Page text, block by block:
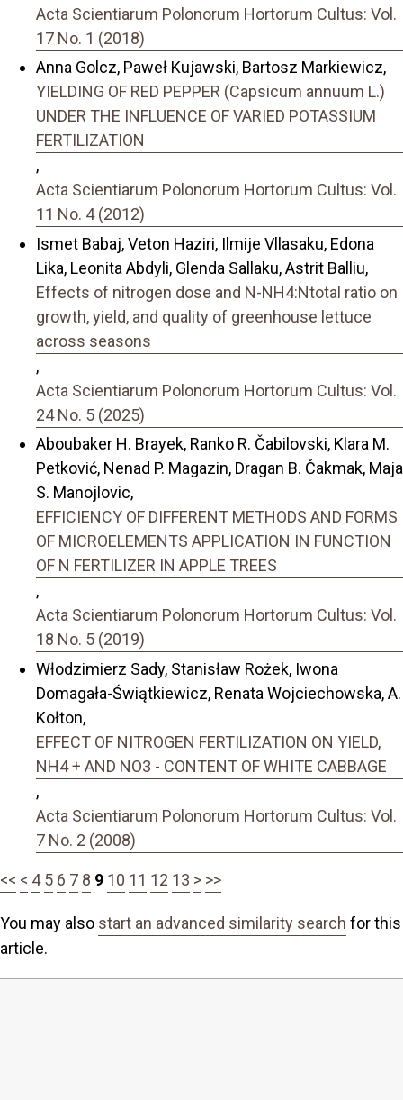
Acta Scientiarum Polonorum Hortorum Cultus: Vol.
17 No. 1 (2018)
Anna Golcz, Paweł Kujawski, Bartosz Markiewicz,
YIELDING OF RED PEPPER (Capsicum annuum L.)
UNDER THE INFLUENCE OF VARIED POTASSIUM
FERTILIZATION
,
Acta Scientiarum Polonorum Hortorum Cultus: Vol.
11 No. 4 (2012)
Ismet Babaj, Veton Haziri, Ilmije Vllasaku, Edona
Lika, Leonita Abdyli, Glenda Sallaku, Astrit Balliu,
Effects of nitrogen dose and N-NH4:Ntotal ratio on
growth, yield, and quality of greenhouse lettuce
across seasons
,
Acta Scientiarum Polonorum Hortorum Cultus: Vol.
24 No. 5 (2025)
Aboubaker H. Brayek, Ranko R. Čabilovski, Klara M.
Petković, Nenad P. Magazin, Dragan B. Čakmak, Maja
S. Manojlovic,
EFFICIENCY OF DIFFERENT METHODS AND FORMS
OF MICROELEMENTS APPLICATION IN FUNCTION
OF N FERTILIZER IN APPLE TREES
,
Acta Scientiarum Polonorum Hortorum Cultus: Vol.
18 No. 5 (2019)
Włodzimierz Sady, Stanisław Rożek, Iwona
Domagała-Świątkiewicz, Renata Wojciechowska, A.
Kołton,
EFFECT OF NITROGEN FERTILIZATION ON YIELD,
NH4 + AND NO3 - CONTENT OF WHITE CABBAGE
,
Acta Scientiarum Polonorum Hortorum Cultus: Vol.
7 No. 2 (2008)
<< < 4 5 6 7 8 9 10 11 12 13 > >>
You may also start an advanced similarity search for this
article.